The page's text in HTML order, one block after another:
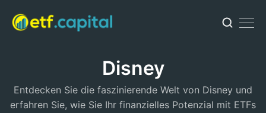
Disney
Entdecken Sie die faszinierende Welt von Disney und
erfahren Sie, wie Sie Ihr finanzielles Potenzial mit ETFs